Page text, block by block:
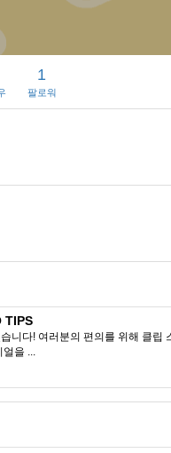
1
팔로워
TIPS
다! 여러분의 편의를 위해 클
얼을 ...